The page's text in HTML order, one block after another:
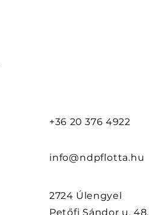
+36 20 376 4922
info@ndpflotta.hu
2724 Úlengyel
Petőfi Sándor u. 48.